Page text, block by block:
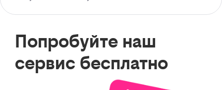
Попробуйте наш
сервис бесплатно